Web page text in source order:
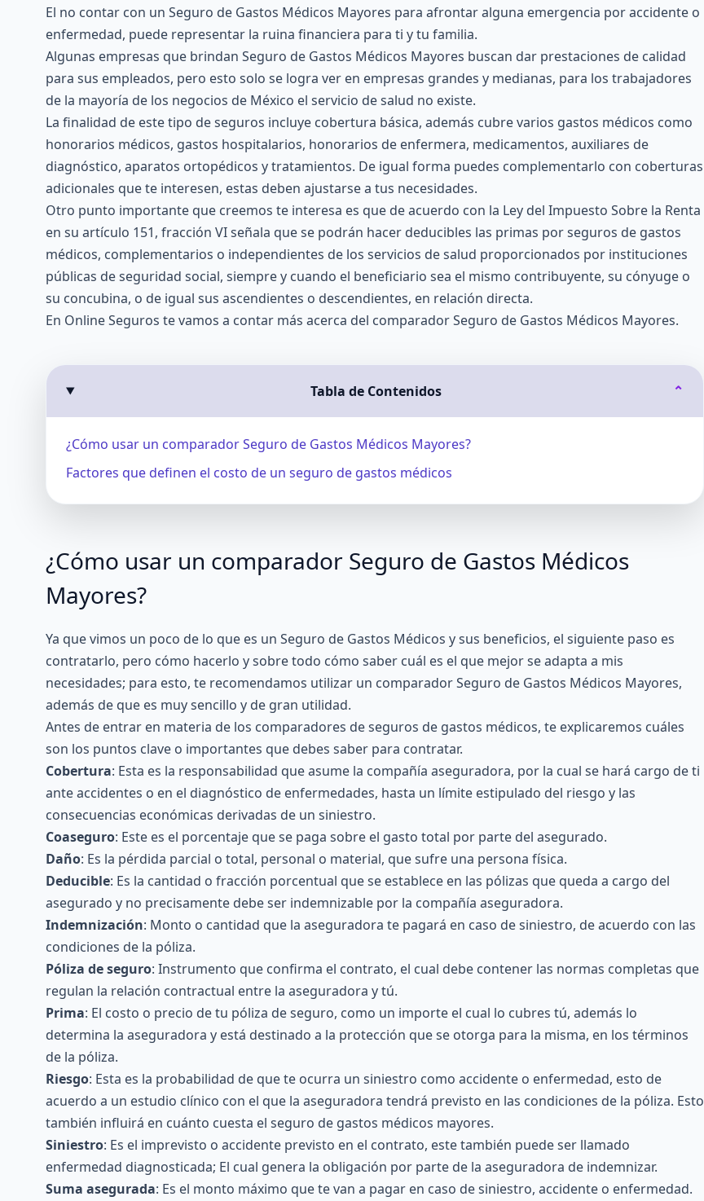
El no contar con un Seguro de Gastos Médicos Mayores para afrontar alguna emergencia por accidente o
enfermedad, puede representar la ruina financiera para ti y tu familia.
Algunas empresas que brindan Seguro de Gastos Médicos Mayores buscan dar prestaciones de calidad
para sus empleados, pero esto solo se logra ver en empresas grandes y medianas, para los trabajadores
de la mayoría de los negocios de México el servicio de salud no existe.
La finalidad de este tipo de seguros incluye cobertura básica, además cubre varios gastos médicos como
honorarios médicos, gastos hospitalarios, honorarios de enfermera, medicamentos, auxiliares de
diagnóstico, aparatos ortopédicos y tratamientos. De igual forma puedes complementarlo con coberturas
adicionales que te interesen, estas deben ajustarse a tus necesidades.
Otro punto importante que creemos te interesa es que de acuerdo con la Ley del Impuesto Sobre la Renta
en su artículo 151, fracción VI señala que se podrán hacer deducibles las primas por seguros de gastos
médicos, complementarios o independientes de los servicios de salud proporcionados por instituciones
públicas de seguridad social, siempre y cuando el beneficiario sea el mismo contribuyente, su cónyuge o
su concubina, o de igual sus ascendientes o descendientes, en relación directa.
En Online Seguros te vamos a contar más acerca del comparador Seguro de Gastos Médicos Mayores.
Tabla de Contenidos ⌄
¿Cómo usar un comparador Seguro de Gastos Médicos Mayores?
Factores que definen el costo de un seguro de gastos médicos
¿Cómo usar un comparador Seguro de Gastos Médicos
Mayores?
Ya que vimos un poco de lo que es un Seguro de Gastos Médicos y sus beneficios, el siguiente paso es
contratarlo, pero cómo hacerlo y sobre todo cómo saber cuál es el que mejor se adapta a mis
necesidades; para esto, te recomendamos utilizar un comparador Seguro de Gastos Médicos Mayores,
además de que es muy sencillo y de gran utilidad.
Antes de entrar en materia de los comparadores de seguros de gastos médicos, te explicaremos cuáles
son los puntos clave o importantes que debes saber para contratar.
Cobertura: Esta es la responsabilidad que asume la compañía aseguradora, por la cual se hará cargo de ti
ante accidentes o en el diagnóstico de enfermedades, hasta un límite estipulado del riesgo y las
consecuencias económicas derivadas de un siniestro.
Coaseguro: Este es el porcentaje que se paga sobre el gasto total por parte del asegurado.
Daño: Es la pérdida parcial o total, personal o material, que sufre una persona física.
Deducible: Es la cantidad o fracción porcentual que se establece en las pólizas que queda a cargo del
asegurado y no precisamente debe ser indemnizable por la compañía aseguradora.
Indemnización: Monto o cantidad que la aseguradora te pagará en caso de siniestro, de acuerdo con las
condiciones de la póliza.
Póliza de seguro: Instrumento que confirma el contrato, el cual debe contener las normas completas que
regulan la relación contractual entre la aseguradora y tú.
Prima: El costo o precio de tu póliza de seguro, como un importe el cual lo cubres tú, además lo
determina la aseguradora y está destinado a la protección que se otorga para la misma, en los términos
de la póliza.
Riesgo: Esta es la probabilidad de que te ocurra un siniestro como accidente o enfermedad, esto de
acuerdo a un estudio clínico con el que la aseguradora tendrá previsto en las condiciones de la póliza. Esto
también influirá en cuánto cuesta el seguro de gastos médicos mayores.
Siniestro: Es el imprevisto o accidente previsto en el contrato, este también puede ser llamado
enfermedad diagnosticada; El cual genera la obligación por parte de la aseguradora de indemnizar.
Suma asegurada: Es el monto máximo que te van a pagar en caso de siniestro, accidente o enfermedad.